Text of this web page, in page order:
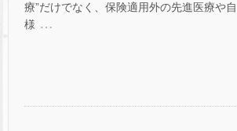
療”だけでなく、保険適用外の先進医療や自
様 …